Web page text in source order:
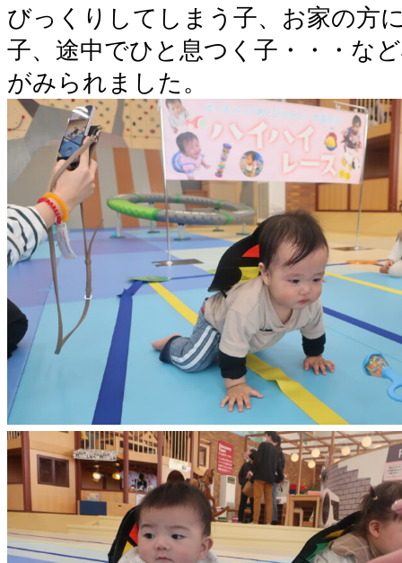
びっくりしてしまう子、お家の方
子、途中でひと息つく子・・・な
がみられました。